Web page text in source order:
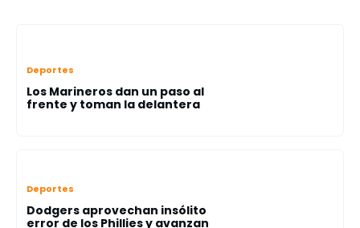
Deportes
Los Marineros dan un paso al
frente y toman la delantera
Deportes
Dodgers aprovechan insólito
error de los Phillies y avanzan